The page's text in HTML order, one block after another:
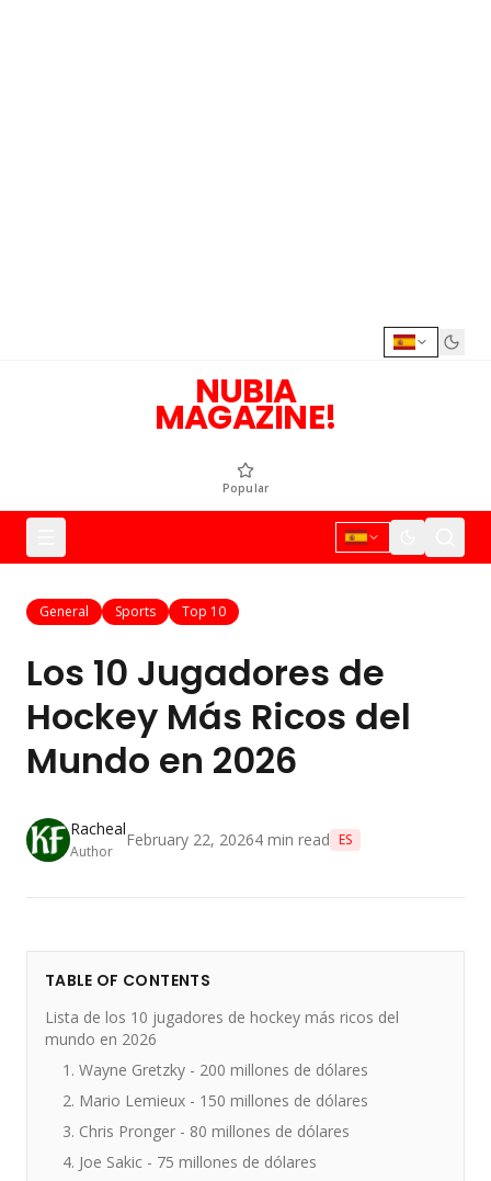
NUBIA
MAGAZINE!
Popular
General Sports Top 10
Los 10 Jugadores de
Hockey Más Ricos del
Mundo en 2026
Racheal
Author
February 22, 20264 min read ES
TABLE OF CONTENTS
Lista de los 10 jugadores de hockey más ricos del
mundo en 2026
1. Wayne Gretzky - 200 millones de dólares
2. Mario Lemieux - 150 millones de dólares
3. Chris Pronger - 80 millones de dólares
4. Joe Sakic - 75 millones de dólares